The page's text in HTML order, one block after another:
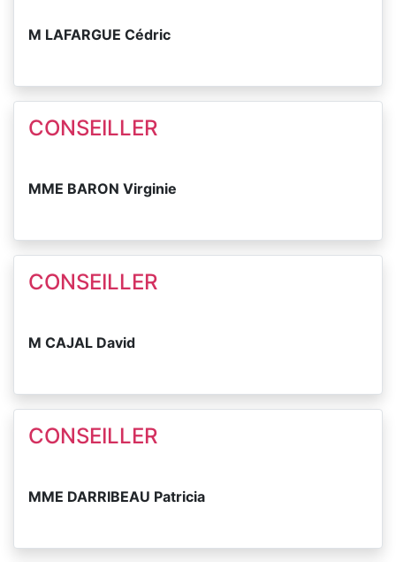
M LAFARGUE Cédric
CONSEILLER
MME BARON Virginie
CONSEILLER
M CAJAL David
CONSEILLER
MME DARRIBEAU Patricia